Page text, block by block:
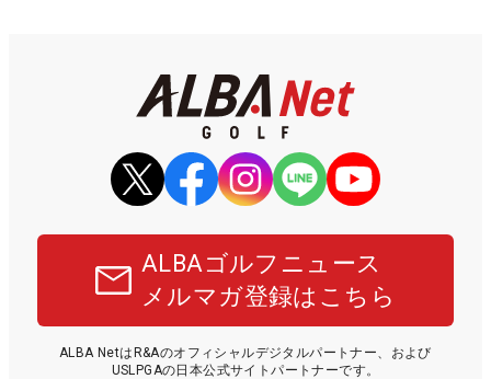
ALBAゴルフニュース
メルマガ登録はこちら
ALBA NetはR&Aのオフィシャルデジタルパートナー、および
USLPGAの日本公式サイトパートナーです。